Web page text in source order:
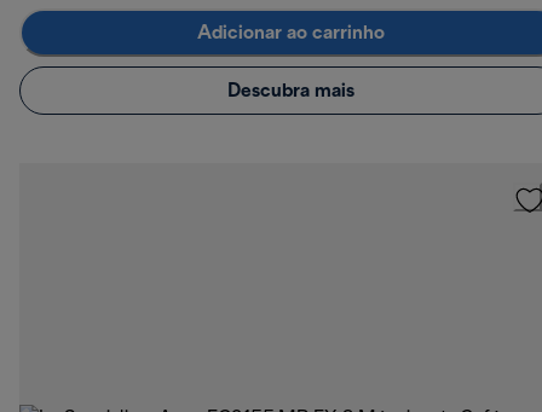
Adicionar ao carrinho
Descubra mais